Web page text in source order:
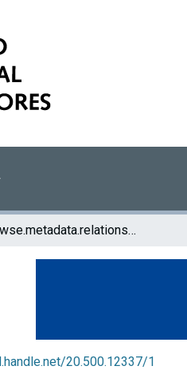
browse.metadata.relationseries.breadcrumbs
20.500.12337/1